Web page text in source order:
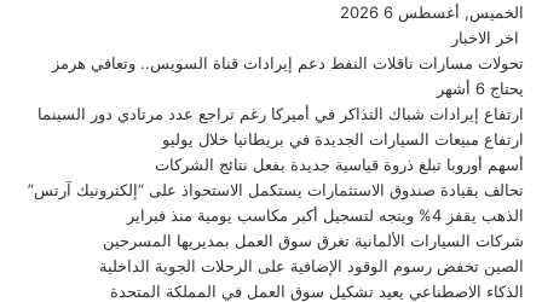
الخميس, أغسطس 6 2026
اخر الاخبار
تحولات مسارات ناقلات النفط دعم إيرادات قناة السويس.. وتعافي هرمز
يحتاج 6 أشهر
ارتفاع إيرادات شباك التذاكر في أميركا رغم تراجع عدد مرتادي دور السينما
ارتفاع مبيعات السيارات الجديدة في بريطانيا خلال يوليو
أسهم أوروبا تبلغ ذروة قياسية جديدة بفعل نتائج الشركات
تحالف بقيادة صندوق الاستثمارات يستكمل الاستحواذ على “إلكترونيك آرتس”
الذهب يقفز 4% ويتجه لتسجيل أكبر مكاسب يومية منذ فبراير
شركات السيارات الألمانية تغرق سوق العمل بمديريها المسرحين
الصين تخفض رسوم الوقود الإضافية على الرحلات الجوية الداخلية
الذكاء الاصطناعي يعيد تشكيل سوق العمل في المملكة المتحدة